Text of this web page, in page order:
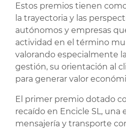
Estos premios tienen
la trayectoria y las
autónomos y empresas
actividad en el término
valorando especialmente
gestión, su orientación al
para generar valor
El primer premio dotado
recaído en Encicle SL, una
mensajería y transporte